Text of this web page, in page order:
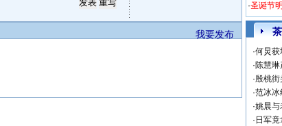
我要发布
·圣诞节
·何炅获
·陈慧
·殷桃
·范冰冰
·姚晨与
· 日军